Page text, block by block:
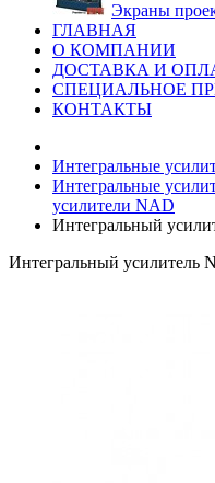
Экраны
ГЛАВНАЯ
О КОМПАНИИ
ДОСТАВКА И
СПЕЦИАЛЬНОЕ
КОНТАКТЫ
Интегральные
Интегральные
усилители NAD
Интегральный
Интегральный усилитель